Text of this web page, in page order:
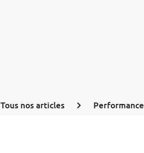
Tous nos articles Performance